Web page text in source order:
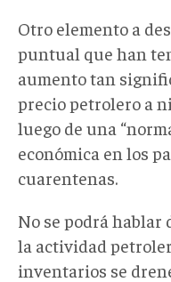
Otro elemento a
puntual que han
aumento tan
precio petrolero a
luego de una
económica en los
cuarentenas.
No se podrá
la actividad
inventarios se